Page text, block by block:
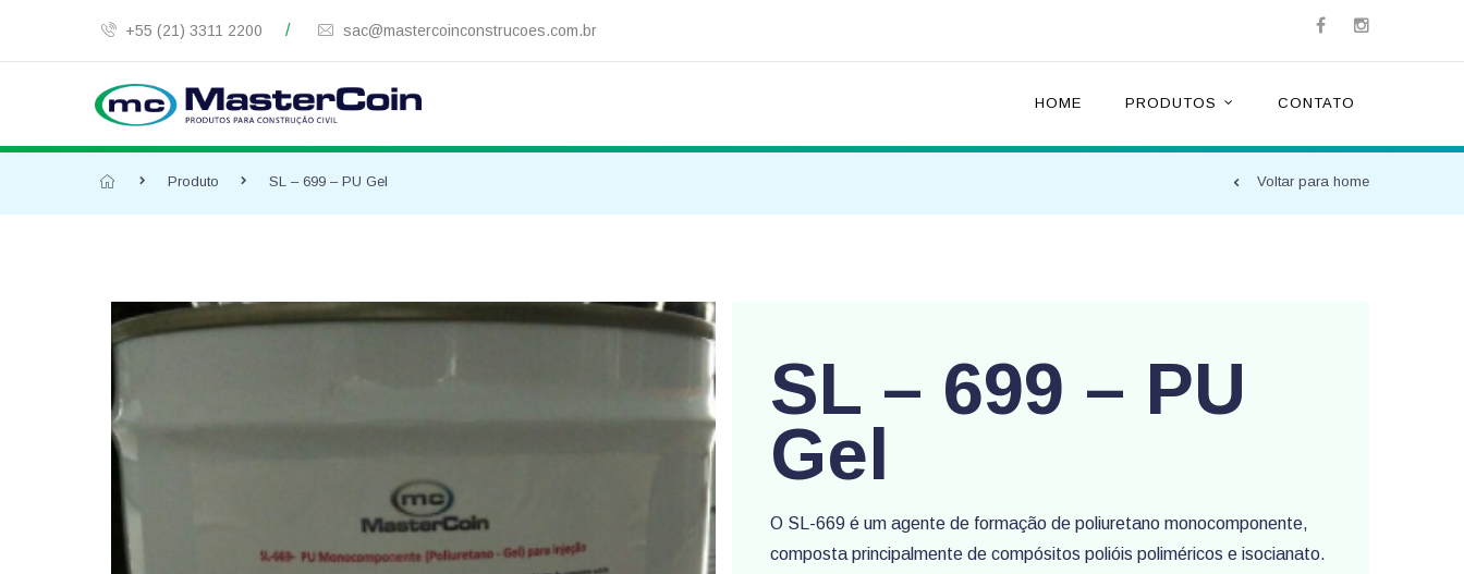
+55 (21) 3311 2200 / sac@mastercoinconstrucoes.com.br
HOME PRODUTOS CONTATO
Produto SL – 699 – PU Gel Voltar para home
SL – 699 – PU
Gel
O SL-669 é um agente de formação de poliuretano monocomponente,
composta principalmente de compósitos polióis poliméricos e isocianato.